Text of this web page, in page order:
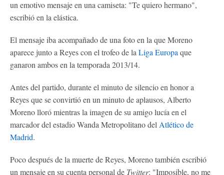
un emotivo mensaje en una camiseta: "Te quiero hermano",
escribió en la elástica.
El mensaje iba acompañado de una foto en la que Moreno
aparece junto a Reyes con el trofeo de la Liga Europa que
ganaron ambos en la temporada 2013/14.
Antes del partido, durante el minuto de silencio en honor a
Reyes que se convirtió en un minuto de aplausos, Alberto
Moreno lloró mientras la imagen de su amigo lucía en el
marcador del estadio Wanda Metropolitano del Atlético de
Madrid.
Poco después de la muerte de Reyes, Moreno también escribió
un mensaje en su cuenta personal de Twitter: "Imposible, no me